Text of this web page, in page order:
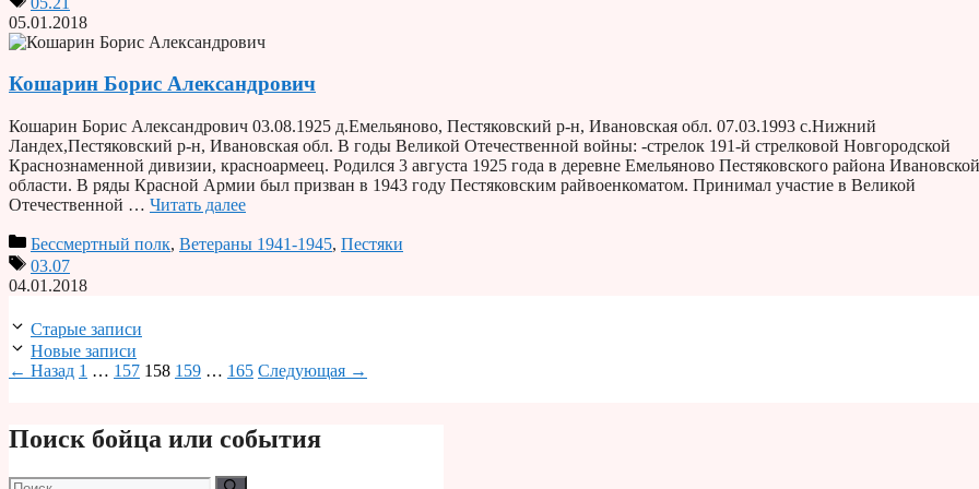
05.01.2018
Кошарин Борис Александрович
Кошарин Борис Александрович 03.08.1925 д.Емельяново, Пестяковский р-н, Ивановская обл. 07.03.1993 с.Нижний
Ландех,Пестяковский р-н, Ивановская обл. В годы Великой Отечественной войны: -стрелок 191-й стрелковой Новгородской
Краснознаменной дивизии, красноармеец. Родился 3 августа 1925 года в деревне Емельяново Пестяковского района Ивановской
области. В ряды Красной Армии был призван в 1943 году Пестяковским райвоенкоматом. Принимал участие в Великой
Отечественной … Читать далее
Бессмертный полк, Ветераны 1941-1945, Пестяки
03.07
04.01.2018
Старые записи
Новые записи
← Назад Страница
1 … Страница
157 Страница
158 Страница
159 … Страница
165 Следующая →
Поиск бойца или события
Поиск: